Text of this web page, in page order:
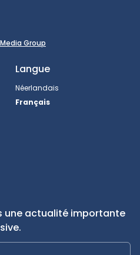
Group
Langue
Néerlandais
Français
une actualité importante